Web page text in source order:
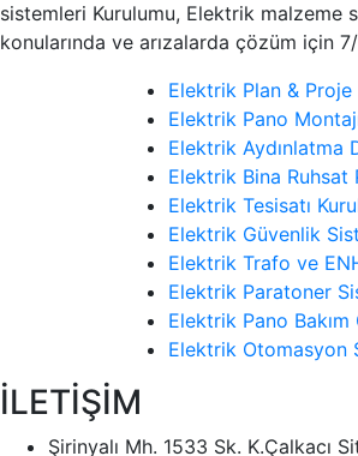
sistemleri Kurulumu, Elektrik malzeme
konularında ve arızalarda çözüm için 7/
Elektrik Plan & Proje
Elektrik Pano
Elektrik Aydınlatma
Elektrik Bina Ruhsat
Elektrik Tesisatı
Elektrik Güvenlik
Elektrik Trafo ve
Elektrik Paratoner
Elektrik Pano Bakım
Elektrik Otomasyon
İLETİŞİM
Şirinyalı Mh. 1533 Sk. K.Çalkacı